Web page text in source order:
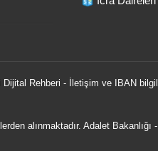
Dijital Rehberi - İletişim ve IBAN
alınmaktadır. Adalet Bakanlığı -